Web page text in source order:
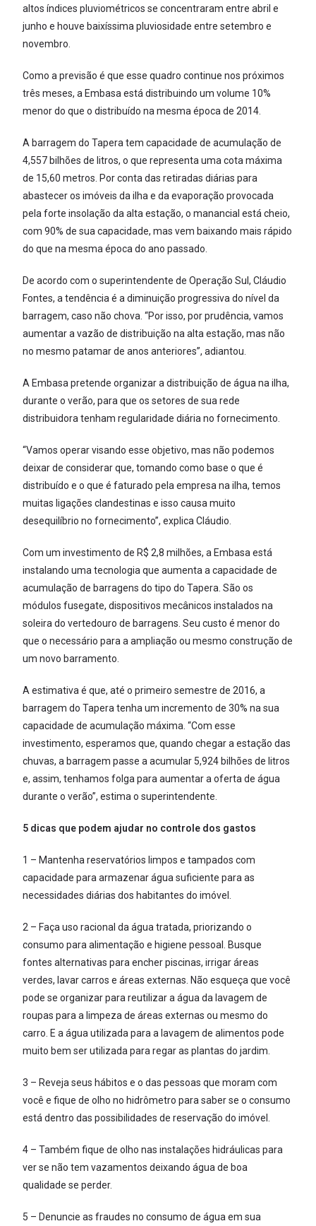
altos índices pluviométricos se concentraram entre abril e
junho e houve baixíssima pluviosidade entre setembro e
novembro.
Como a previsão é que esse quadro continue nos próximos
três meses, a Embasa está distribuindo um volume 10%
menor do que o distribuído na mesma época de 2014.
A barragem do Tapera tem capacidade de acumulação de
4,557 bilhões de litros, o que representa uma cota máxima
de 15,60 metros. Por conta das retiradas diárias para
abastecer os imóveis da ilha e da evaporação provocada
pela forte insolação da alta estação, o manancial está cheio,
com 90% de sua capacidade, mas vem baixando mais rápido
do que na mesma época do ano passado.
De acordo com o superintendente de Operação Sul, Cláudio
Fontes, a tendência é a diminuição progressiva do nível da
barragem, caso não chova. “Por isso, por prudência, vamos
aumentar a vazão de distribuição na alta estação, mas não
no mesmo patamar de anos anteriores”, adiantou.
A Embasa pretende organizar a distribuição de água na ilha,
durante o verão, para que os setores de sua rede
distribuidora tenham regularidade diária no fornecimento.
“Vamos operar visando esse objetivo, mas não podemos
deixar de considerar que, tomando como base o que é
distribuído e o que é faturado pela empresa na ilha, temos
muitas ligações clandestinas e isso causa muito
desequilíbrio no fornecimento”, explica Cláudio.
Com um investimento de R$ 2,8 milhões, a Embasa está
instalando uma tecnologia que aumenta a capacidade de
acumulação de barragens do tipo do Tapera. São os
módulos fusegate, dispositivos mecânicos instalados na
soleira do vertedouro de barragens. Seu custo é menor do
que o necessário para a ampliação ou mesmo construção de
um novo barramento.
A estimativa é que, até o primeiro semestre de 2016, a
barragem do Tapera tenha um incremento de 30% na sua
capacidade de acumulação máxima. “Com esse
investimento, esperamos que, quando chegar a estação das
chuvas, a barragem passe a acumular 5,924 bilhões de litros
e, assim, tenhamos folga para aumentar a oferta de água
durante o verão”, estima o superintendente.
5 dicas que podem ajudar no controle dos gastos
1 – Mantenha reservatórios limpos e tampados com
capacidade para armazenar água suficiente para as
necessidades diárias dos habitantes do imóvel.
2 – Faça uso racional da água tratada, priorizando o
consumo para alimentação e higiene pessoal. Busque
fontes alternativas para encher piscinas, irrigar áreas
verdes, lavar carros e áreas externas. Não esqueça que você
pode se organizar para reutilizar a água da lavagem de
roupas para a limpeza de áreas externas ou mesmo do
carro. E a água utilizada para a lavagem de alimentos pode
muito bem ser utilizada para regar as plantas do jardim.
3 – Reveja seus hábitos e o das pessoas que moram com
você e fique de olho no hidrômetro para saber se o consumo
está dentro das possibilidades de reservação do imóvel.
4 – Também fique de olho nas instalações hidráulicas para
ver se não tem vazamentos deixando água de boa
qualidade se perder.
5 – Denuncie as fraudes no consumo de água em sua